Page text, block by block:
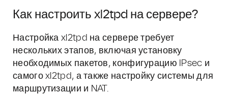
Как настроить xl2tpd на сервере?
Настройка xl2tpd на сервере требует
нескольких этапов, включая установку
необходимых пакетов, конфигурацию IPsec и
самого xl2tpd, а также настройку системы для
маршрутизации и NAT.